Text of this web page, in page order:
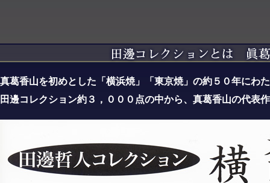
真葛香山を初めとした「横浜焼」「東京焼」の約５０年にわ
田邊コレクション約３，０００点の中から、真葛香山の代表